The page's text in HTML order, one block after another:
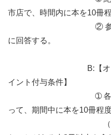
市店で、時間内に本を10冊
② 参加者アンケ
に回答する。
B:【オンライン
イント付与条件】
➀ 各自WEB上
って、期間中に本を10冊程度
（書店や公共